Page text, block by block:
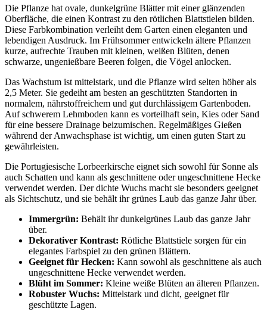
Die Pflanze hat ovale, dunkelgrüne Blätter mit einer glänzenden
Oberfläche, die einen Kontrast zu den rötlichen Blattstielen bilden.
Diese Farbkombination verleiht dem Garten einen eleganten und
lebendigen Ausdruck. Im Frühsommer entwickeln ältere Pflanzen
kurze, aufrechte Trauben mit kleinen, weißen Blüten, denen
schwarze, ungenießbare Beeren folgen, die Vögel anlocken.
Das Wachstum ist mittelstark, und die Pflanze wird selten höher als
2,5 Meter. Sie gedeiht am besten an geschützten Standorten in
normalem, nährstoffreichem und gut durchlässigem Gartenboden.
Auf schwerem Lehmboden kann es vorteilhaft sein, Kies oder Sand
für eine bessere Drainage beizumischen. Regelmäßiges Gießen
während der Anwachsphase ist wichtig, um einen guten Start zu
gewährleisten.
Die Portugiesische Lorbeerkirsche eignet sich sowohl für Sonne als
auch Schatten und kann als geschnittene oder ungeschnittene Hecke
verwendet werden. Der dichte Wuchs macht sie besonders geeignet
als Sichtschutz, und sie behält ihr grünes Laub das ganze Jahr über.
Immergrün: Behält ihr dunkelgrünes Laub das ganze Jahr
über.
Dekorativer Kontrast: Rötliche Blattstiele sorgen für ein
elegantes Farbspiel zu den grünen Blättern.
Geeignet für Hecken: Kann sowohl als geschnittene als auch
ungeschnittene Hecke verwendet werden.
Blüht im Sommer: Kleine weiße Blüten an älteren Pflanzen.
Robuster Wuchs: Mittelstark und dicht, geeignet für
geschützte Lagen.